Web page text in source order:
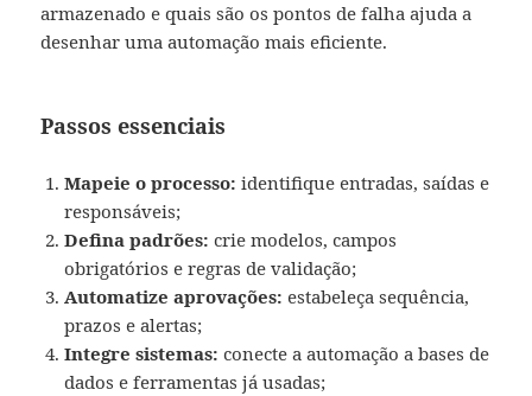
armazenado e quais são os pontos de falha ajuda a
desenhar uma automação mais eficiente.
Passos essenciais
Mapeie o processo: identifique entradas, saídas e
responsáveis;
Defina padrões: crie modelos, campos
obrigatórios e regras de validação;
Automatize aprovações: estabeleça sequência,
prazos e alertas;
Integre sistemas: conecte a automação a bases de
dados e ferramentas já usadas;